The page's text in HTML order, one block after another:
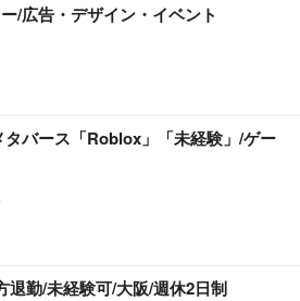
/広告・デザイン・イベント
バース「Roblox」「未経験」/ゲー
退勤/未経験可/大阪/週休2日制